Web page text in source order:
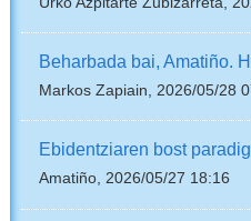
Beharbada bai, Amatiño.
Markos Zapiain, 2026/05/28
Ebidentziaren bost
Amatiño, 2026/05/27 18:16